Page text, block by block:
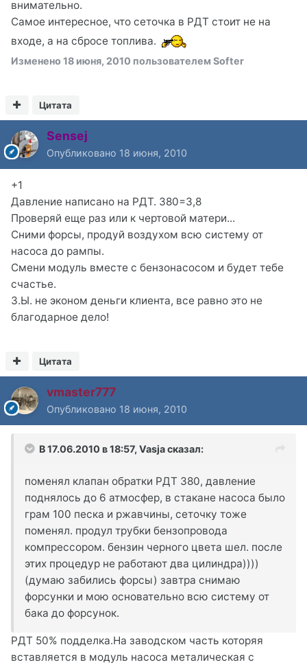
внимательно.
Самое интересное, что сеточка в РДТ стоит не на
входе, а на сбросе топлива.
Изменено 18 июня, 2010 пользователем Softer
Цитата
Sensej
Опубликовано 18 июня, 2010
+1
Давление написано на РДТ. 380=3,8
Проверяй еще раз или к чертовой матери...
Сними форсы, продуй воздухом всю систему от
насоса до рампы.
Смени модуль вместе с бензонасосом и будет тебе
счастье.
З.Ы. не эконом деньги клиента, все равно это не
благодарное дело!
Цитата
vmaster777
Опубликовано 18 июня, 2010
В 17.06.2010 в 18:57, Vasja сказал:
поменял клапан обратки РДТ 380, давление
поднялось до 6 атмосфер, в стакане насоса было
грам 100 песка и ржавчины, сеточку тоже
поменял. продул трубки бензопровода
компрессором. бензин черного цвета шел. после
этих процедур не работают два цилиндра))))
(думаю забились форсы) завтра снимаю
форсунки и мою основательно всю систему от
бака до форсунок.
РДТ 50% подделка.На заводском часть которяя
вставляется в модуль насоса металическая с